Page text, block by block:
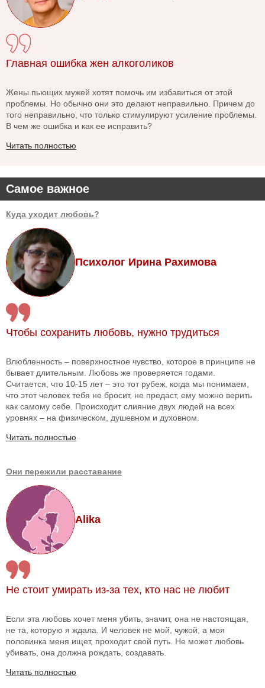
Самое важное
Куда уходит любовь?
Психолог Ирина Рахимова
Чтобы сохранить любовь, нужно трудиться
Влюбленность – поверхностное чувство, которое в принципе не
бывает длительным. Любовь же проверяется годами.
Считается, что 10-15 лет – это тот рубеж, когда мы понимаем,
что этот человек тебя не бросит, не предаст, ему можно верить
как самому себе. Происходит слияние двух людей на всех
уровнях – на физическом, душевном и духовном.
Читать полностью
Они пережили расставание
Alika
Не стоит умирать из-за тех, кто нас не любит
Если эта любовь хочет меня убить, значит, она не настоящая,
не та, которую я ждала. И человек не мой, чужой, а моя
половинка меня ищет, проходит свой путь. Не может любовь
убивать, она должна рождать, создавать.
Читать полностью
Главная ошибка жен алкоголиков
Жены пьющих мужей хотят помочь им избавиться от этой
проблемы. Но обычно они это делают неправильно. Причем до
того неправильно, что только стимулируют усиление проблемы.
В чем же ошибка и как ее исправить?
Читать полностью